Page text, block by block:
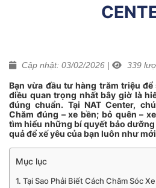
Cập nhật: 03/02/2026 | 339
Bạn vừa đầu tư hàng trăm triệu
điều quan trọng nhất bây giờ là
đúng chuẩn. Tại NAT Center,
Chăm đúng – xe bền; bỏ quên –
tìm hiểu những bí quyết bảo
quả để xế yêu của bạn luôn như
Mục lục
Tại Sao Phải Biết Cách Chăm Sóc